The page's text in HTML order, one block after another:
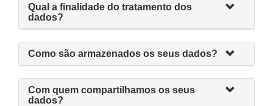
Qual a finalidade do tratamento dos
dados?
Como são armazenados os seus dados?
Com quem compartilhamos os seus
dados?